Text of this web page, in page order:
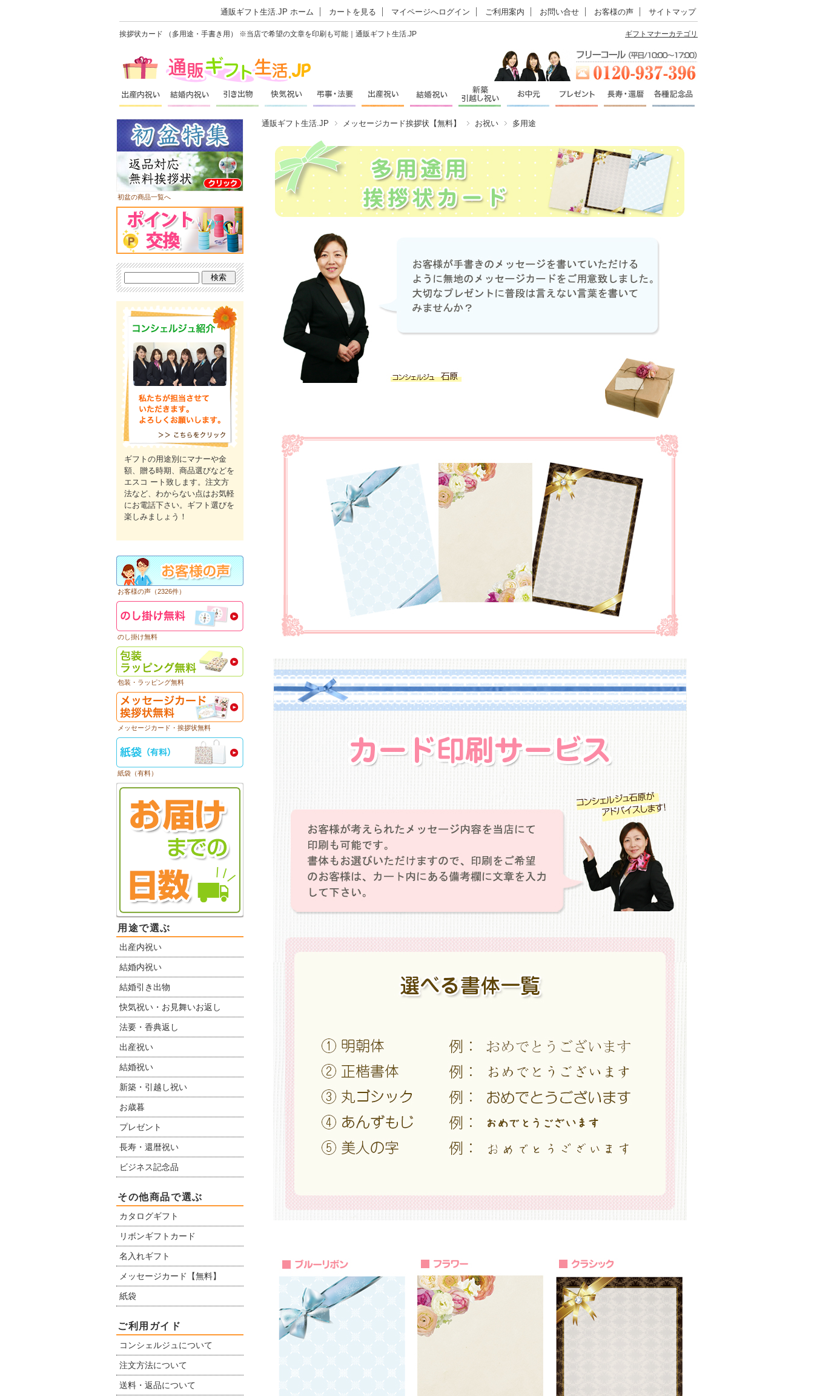
通販ギフト生活.JP ホーム カートを見る マイページへログイン ご利用案内 お問い合せ お客様の声 サイトマップ
挨拶状カード （多用途・手書き用） ※当店で希望の文章を印刷も可能｜通販ギフト生活.JP ギフトマナーカテゴリ
通販ギフト生活.JP メッセージカード挨拶状【無料】 お祝い 多用途
初盆の商品一覧へ
ギフトの用途別にマナーや金
額、贈る時期、商品選びなどを
エスコ ート致します。注文方
法など、わからない点はお気軽
にお電話下さい。ギフト選びを
楽しみましょう！
お客様の声（2326件）
のし掛け無料
包装・ラッピング無料
メッセージカード・挨拶状無料
紙袋（有料）
用途で選ぶ
出産内祝い
結婚内祝い
結婚引き出物
快気祝い・お見舞いお返し
法要・香典返し
出産祝い
結婚祝い
新築・引越し祝い
お歳暮
プレゼント
長寿・還暦祝い
ビジネス記念品
その他商品で選ぶ
カタログギフト
リボンギフトカード
名入れギフト
メッセージカード【無料】
紙袋
ご利用ガイド
コンシェルジュについて
注文方法について
送料・返品について